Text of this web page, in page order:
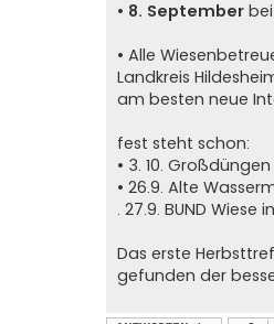
• 8. September
• Alle
Landkreis
am besten neue
fest steht schon:
• 3. 10. Großdüngen
• 26.9. Alte
. 27.9. BUND Wiese
Das erste
gefunden der